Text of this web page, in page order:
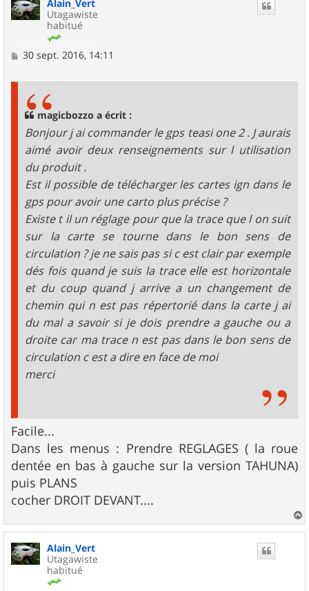
Alain_Vert
Utagawiste
habitué
M
30 sept. 2016, 14:11
magicbozzo a écrit :
Bonjour j ai commander le gps teasi one 2 . J aurais
aimé avoir deux renseignements sur l utilisation
du produit .
Est il possible de télécharger les cartes ign dans le
gps pour avoir une carto plus précise ?
Existe t il un réglage pour que la trace que l on suit
sur la carte se tourne dans le bon sens de
circulation ? je ne sais pas si c est clair par exemple
dés fois quand je suis la trace elle est horizontale
et du coup quand j arrive a un changement de
chemin qui n est pas répertorié dans la carte j ai
du mal a savoir si je dois prendre a gauche ou a
droite car ma trace n est pas dans le bon sens de
circulation c est a dire en face de moi
merci
Facile...
Dans les menus : Prendre REGLAGES ( la roue
dentée en bas à gauche sur la version TAHUNA)
puis PLANS
cocher DROIT DEVANT....
a
u
Alain_Vert
Utagawiste
habitué